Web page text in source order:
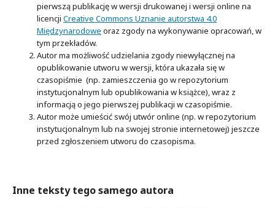
pierwszą publikację w wersji drukowanej i wersji online na
licencji Creative Commons Uznanie autorstwa 4.0
Międzynarodowe oraz zgody na wykonywanie opracowań, w
tym przekładów.
Autor ma możliwość udzielania zgody niewyłącznej na
opublikowanie utworu w wersji, która ukazała się w
czasopiśmie (np. zamieszczenia go w repozytorium
instytucjonalnym lub opublikowania w książce), wraz z
informacją o jego pierwszej publikacji w czasopiśmie.
Autor może umieścić swój utwór online (np. w repozytorium
instytucjonalnym lub na swojej stronie internetowej) jeszcze
przed zgłoszeniem utworu do czasopisma.
Inne teksty tego samego autora